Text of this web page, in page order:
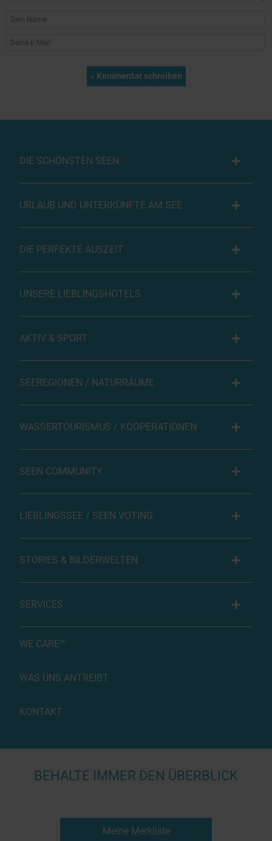
DIE SCHÖNSTEN SEEN
URLAUB UND UNTERKÜNFTE AM SEE
DIE PERFEKTE AUSZEIT
UNSERE LIEBLINGSHOTELS
AKTIV & SPORT
SEEREGIONEN / NATURRÄUME
WASSERTOURISMUS / KOOPERATIONEN
SEEN COMMUNITY
LIEBLINGSSEE / SEEN VOTING
STORIES & BILDERWELTEN
SERVICES
WE CARE™
WAS UNS ANTREIBT
KONTAKT
BEHALTE IMMER DEN ÜBERBLICK
Meine Merkliste